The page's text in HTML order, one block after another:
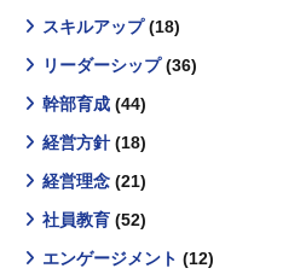
スキルアップ(18)
リーダーシップ(36)
幹部育成 (44)
経営方針(18)
経営理念 (21)
社員教育 (52)
エンゲージメント (12)